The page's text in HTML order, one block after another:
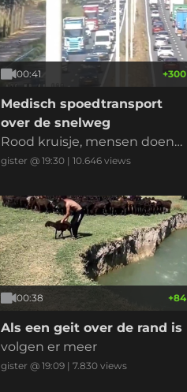
00:41 +300
Medisch spoedtransport
over de snelweg
Rood kruisje, mensen doen
normaal, ambu erlangs, klaar
gister @ 19:30 |10.646 views
00:38 +84
Als een geit over de rand is
volgen er meer
gister @ 19:09 |7.830 views